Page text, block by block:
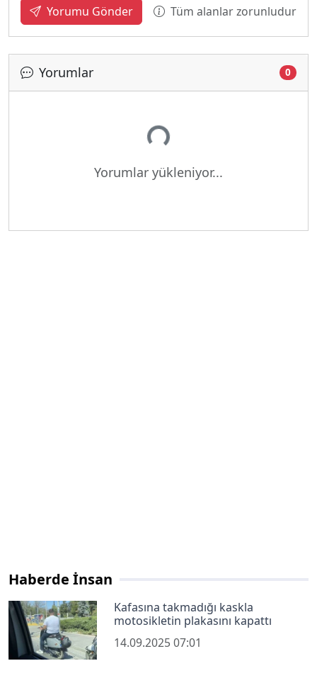
Yorumu Gönder Tüm alanlar zorunludur
Yorumlar 0
Yükleniyor...
Yorumlar yükleniyor...
Haberde İnsan
Kafasına takmadığı kaskla
motosikletin plakasını kapattı
14.09.2025 07:01